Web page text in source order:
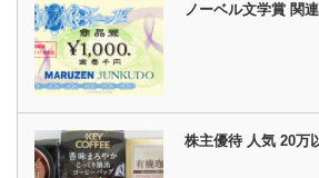
ノーベル文学賞 関
株主優待 人気 20万